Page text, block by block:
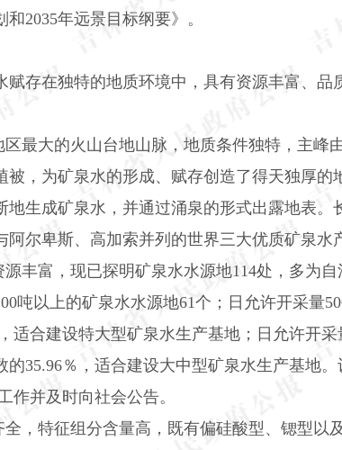
和2035年远景目标纲要》。
赋存在独特的地质环境中，具有资源丰富、
最大的火山台地山脉，地质条件独特，主峰
，为矿泉水的形成、赋存创造了得天独厚的
生成矿泉水，并通过涌泉的形式出露地表。
尔卑斯、高加索并列的世界三大优质矿泉水
丰富，现已探明矿泉水水源地114处，多为
吨以上的矿泉水水源地61个；日允许开采量
适合建设特大型矿泉水生产基地；日允许开采
的35.96％，适合建设大中型矿泉水生产基地。
作并及时向社会公告。
，特征组分含量高，既有偏硅酸型、锶型以